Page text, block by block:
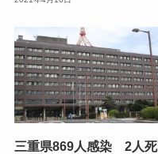
三重県869人感染 2人死